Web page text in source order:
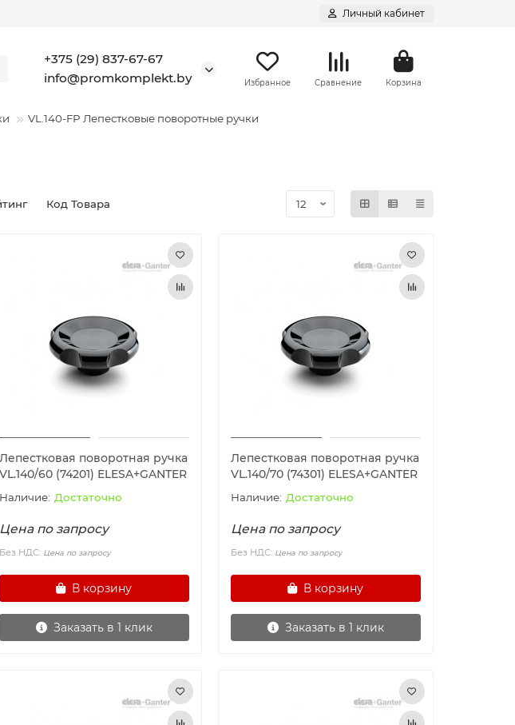
Личный кабинет
+375 (29) 837-67-67
info@promkomplekt.by
Избранное Сравнение Корзина
VL.140-FP Лепестковые поворотные ручки
Код Товара
Лепестковая поворотная ручка
VL.140/60 (74201) ELESA+GANTER
Достаточно
Цена по запросу
Без НДС: Цена по запросу
В корзину
Заказать в 1 клик
Лепестковая поворотная ручка
VL.140/70 (74301) ELESA+GANTER
Достаточно
Цена по запросу
Без НДС: Цена по запросу
В корзину
Заказать в 1 клик